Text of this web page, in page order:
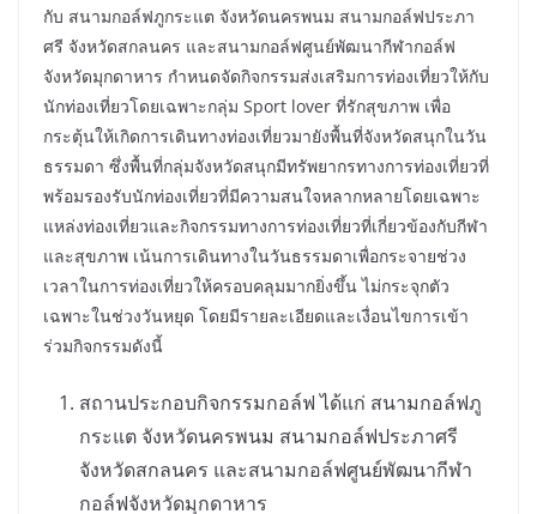
กับ สนามกอล์ฟภูกระแต จังหวัดนครพนม สนามกอล์ฟประภา
ศรี จังหวัดสกลนคร และสนามกอล์ฟศูนย์พัฒนากีฬากอล์ฟ
จังหวัดมุกดาหาร กำหนดจัดกิจกรรมส่งเสริมการท่องเที่ยวให้กับ
นักท่องเที่ยวโดยเฉพาะกลุ่ม Sport lover ที่รักสุขภาพ เพื่อ
กระตุ้นให้เกิดการเดินทางท่องเที่ยวมายังพื้นที่จังหวัดสนุกในวัน
ธรรมดา ซึ่งพื้นที่กลุ่มจังหวัดสนุกมีทรัพยากรทางการท่องเที่ยวที่
พร้อมรองรับนักท่องเที่ยวที่มีความสนใจหลากหลายโดยเฉพาะ
แหล่งท่องเที่ยวและกิจกรรมทางการท่องเที่ยวที่เกี่ยวข้องกับกีฬา
และสุขภาพ เน้นการเดินทางในวันธรรมดาเพื่อกระจายช่วง
เวลาในการท่องเที่ยวให้ครอบคลุมมากยิ่งขึ้น ไม่กระจุกตัว
เฉพาะในช่วงวันหยุด โดยมีรายละเอียดและเงื่อนไขการเข้า
ร่วมกิจกรรมดังนี้
สถานประกอบกิจกรรมกอล์ฟ ได้แก่ สนามกอล์ฟภู
กระแต จังหวัดนครพนม สนามกอล์ฟประภาศรี
จังหวัดสกลนคร และสนามกอล์ฟศูนย์พัฒนากีฬา
กอล์ฟจังหวัดมุกดาหาร